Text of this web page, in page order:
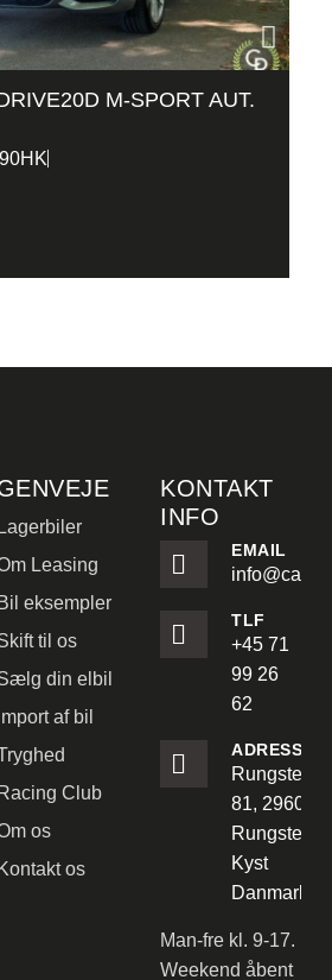
M-SPORT AUT.
Lagerbiler
Leasing
Bil eksempler
til os
din elbil
Import af bil
Racing Club
os
Kontakt os
KONTAKT
INFO
EMAIL
TLF
+45 71
99 26
62
ADRESSE
81, 2960
Rungsted
Kyst
Danmark
Man-fre kl. 9-17.
Weekend åbent